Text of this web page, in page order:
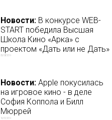
Новости: В конкурсе WEB-
START победила Высшая
Школа Кино «Арка» с
проектом «Дать или не Дать»
05/08/2019
Новости: Apple покусилась
на игровое кино - в деле
София Коппола и Билл
Мюррей
16/01/2019